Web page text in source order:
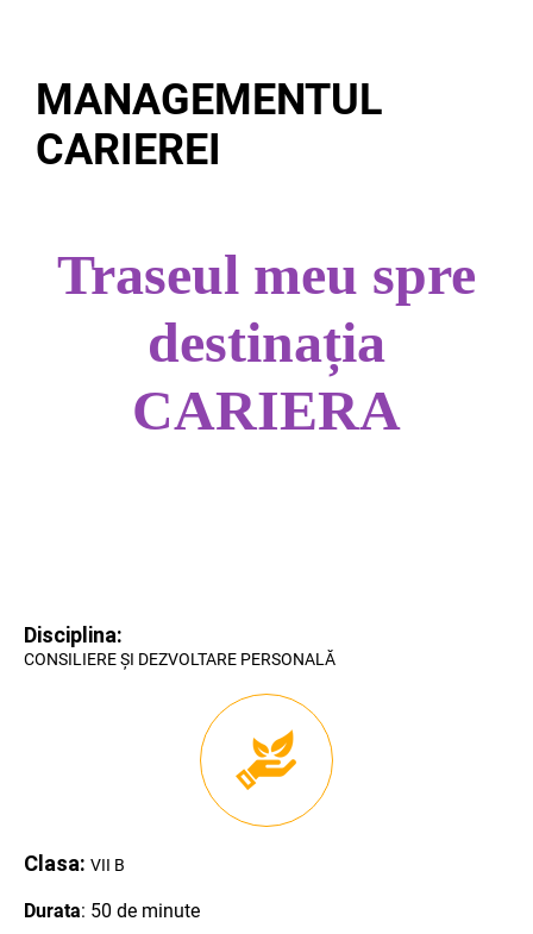
MANAGEMENTUL
CARIEREI
Traseul meu spre
destinația
CARIERA
Disciplina:
CONSILIERE ȘI DEZVOLTARE PERSONALĂ
Clasa: VII B
Durata: 50 de minute